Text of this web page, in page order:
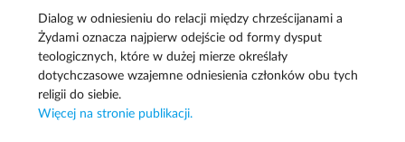
Dialog w odniesieniu do relacji między chrześcijanami a
Żydami oznacza najpierw odejście od formy dysput
teologicznych, które w dużej mierze określały
dotychczasowe wzajemne odniesienia członków obu tych
religii do siebie.
Więcej na stronie publikacji.